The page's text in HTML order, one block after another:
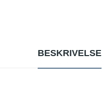
BESKRIVELSE